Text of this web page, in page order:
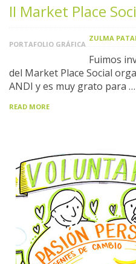
II Market Place
PORTAFOLIO GRÁFICA
ZULMA
Fuimos
del Market Place Social
ANDI y es muy grato para …
READ MORE